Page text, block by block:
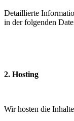
Detaillierte
in der folgenden
2. Hosting
Wir hosten die